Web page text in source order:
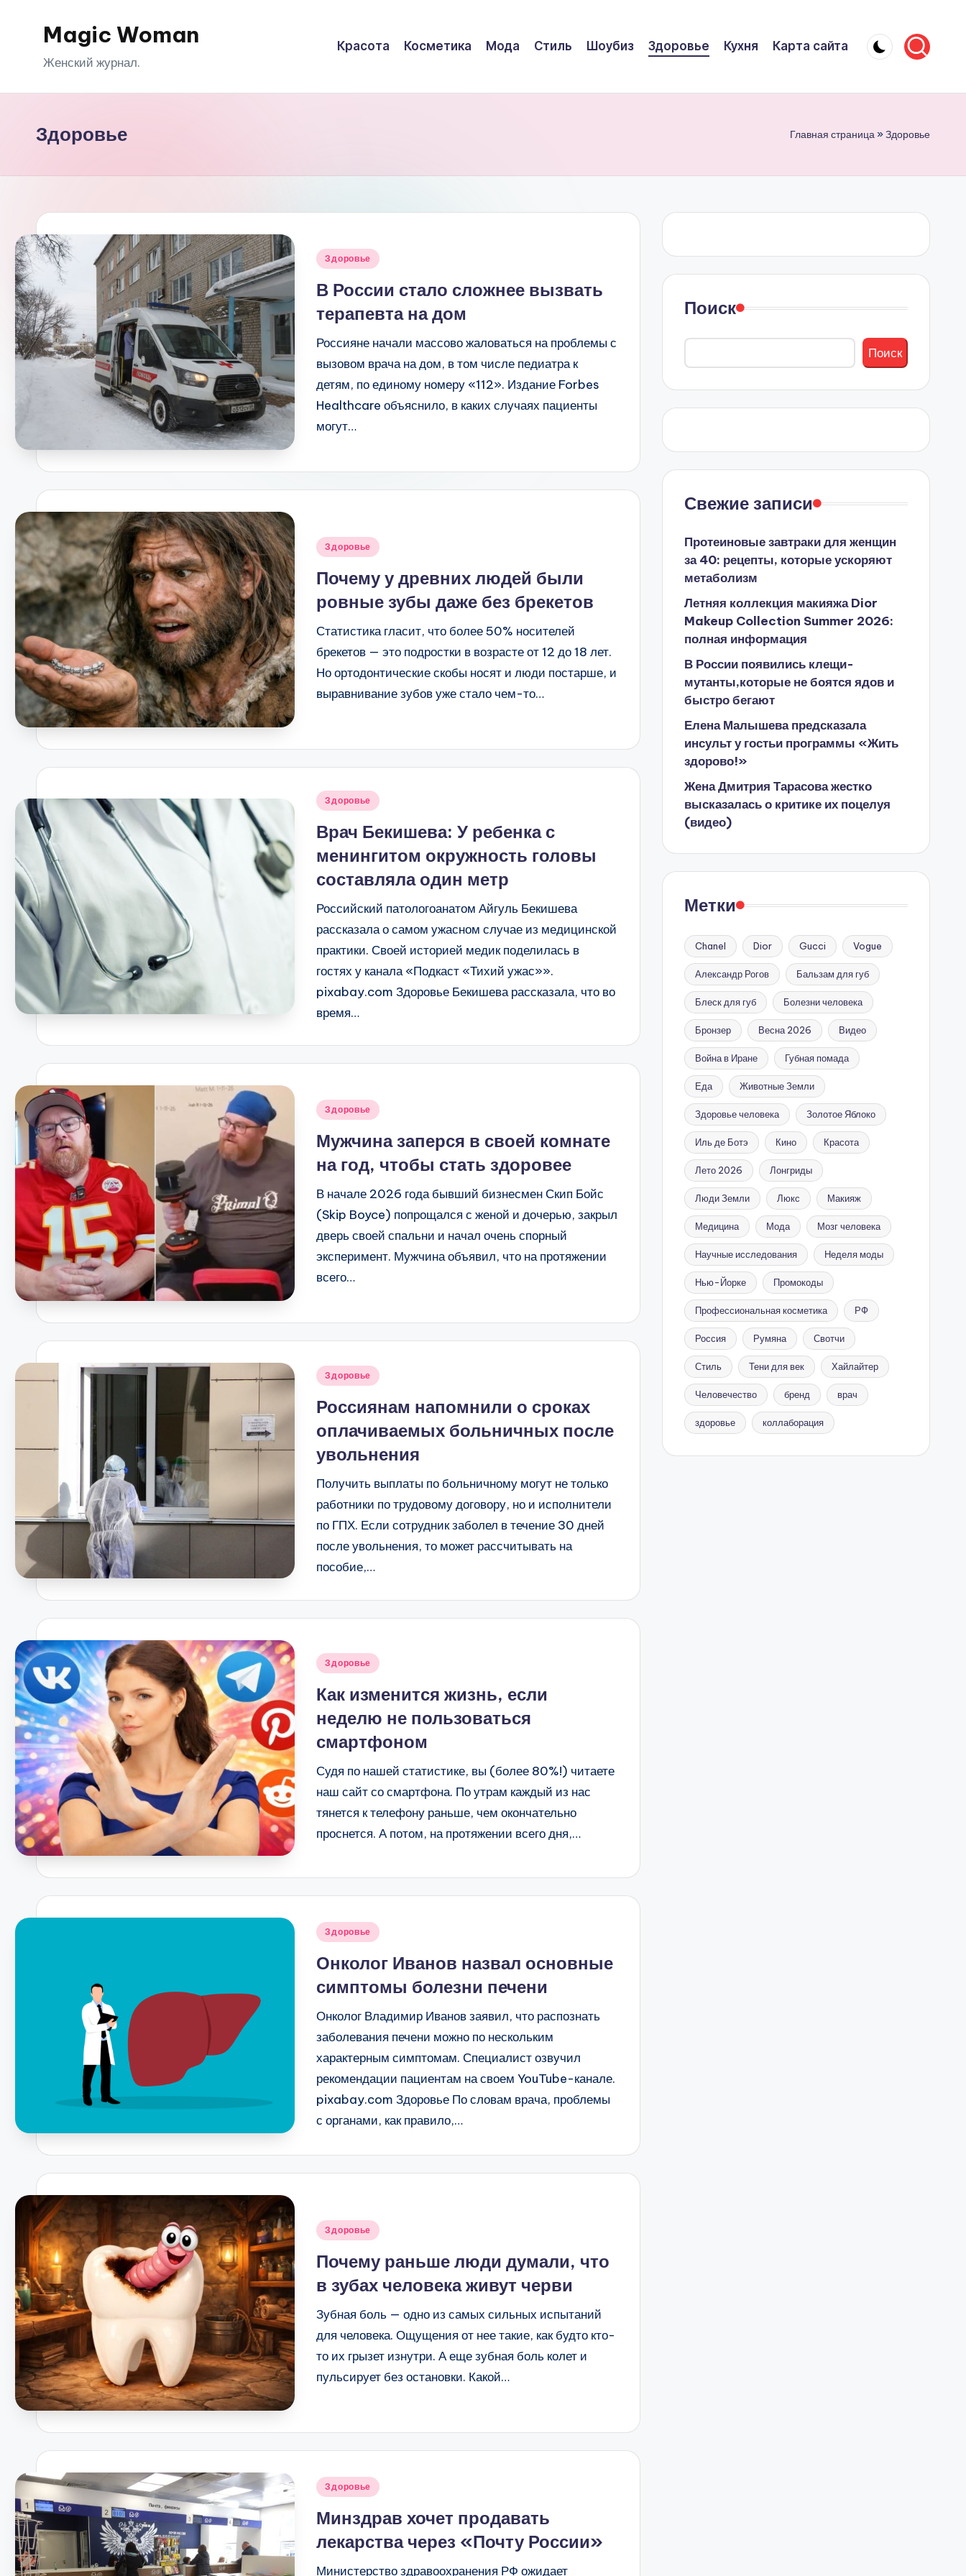
Magic Woman
Женский журнал.
Красота Косметика Мода Стиль Шоубиз Здоровье Кухня Карта сайта
Здоровье Главная страница»Здоровье
Опубликовано
Здоровье
В России стало сложнее вызвать
терапевта на дом
Россияне начали массово жаловаться на проблемы с
вызовом врача на дом, в том числе педиатра к
детям, по единому номеру «112». Издание Forbes
Healthcare объяснило, в каких случаях пациенты
могут…
Опубликовано
Здоровье
Почему у древних людей были
ровные зубы даже без брекетов
Статистика гласит, что более 50% носителей
брекетов — это подростки в возрасте от 12 до 18 лет.
Но ортодонтические скобы носят и люди постарше, и
выравнивание зубов уже стало чем-то…
Опубликовано
Здоровье
Врач Бекишева: У ребенка с
менингитом окружность головы
составляла один метр
Российский патологоанатом Айгуль Бекишева
рассказала о самом ужасном случае из медицинской
практики. Своей историей медик поделилась в
гостях у канала «Подкаст «Тихий ужас»».
pixabay.com Здоровье Бекишева рассказала, что во
время…
Опубликовано
Здоровье
Мужчина заперся в своей комнате
на год, чтобы стать здоровее
В начале 2026 года бывший бизнесмен Скип Бойс
(Skip Boyce) попрощался с женой и дочерью, закрыл
дверь своей спальни и начал очень спорный
эксперимент. Мужчина объявил, что на протяжении
всего…
Опубликовано
Здоровье
Россиянам напомнили о сроках
оплачиваемых больничных после
увольнения
Получить выплаты по больничному могут не только
работники по трудовому договору, но и исполнители
по ГПХ. Если сотрудник заболел в течение 30 дней
после увольнения, то может рассчитывать на
пособие,…
Опубликовано
Здоровье
Как изменится жизнь, если
неделю не пользоваться
смартфоном
Судя по нашей статистике, вы (более 80%!) читаете
наш сайт со смартфона. По утрам каждый из нас
тянется к телефону раньше, чем окончательно
проснется. А потом, на протяжении всего дня,…
Опубликовано
Здоровье
Онколог Иванов назвал основные
симптомы болезни печени
Онколог Владимир Иванов заявил, что распознать
заболевания печени можно по нескольким
характерным симптомам. Специалист озвучил
рекомендации пациентам на своем YouTube-канале.
pixabay.com Здоровье По словам врача, проблемы
с органами, как правило,…
Опубликовано
Здоровье
Почему раньше люди думали, что
в зубах человека живут черви
Зубная боль — одно из самых сильных испытаний
для человека. Ощущения от нее такие, как будто кто-
то их грызет изнутри. А еще зубная боль колет и
пульсирует без остановки. Какой…
Опубликовано
Здоровье
Минздрав хочет продавать
лекарства через «Почту России»
Министерство здравоохранения РФ ожидает
Поиск
Поиск
Свежие записи
Протеиновые завтраки для женщин
за 40: рецепты, которые ускоряют
метаболизм
Летняя коллекция макияжа Dior
Makeup Collection Summer 2026:
полная информация
В России появились клещи-
мутанты,которые не боятся ядов и
быстро бегают
Елена Малышева предсказала
инсульт у гостьи программы «Жить
здорово!»
Жена Дмитрия Тарасова жестко
высказалась о критике их поцелуя
(видео)
Метки
Chanel Dior Gucci Vogue
Александр Рогов Бальзам для губ
Блеск для губ Болезни человека
Бронзер Весна 2026 Видео
Война в Иране Губная помада
Еда Животные Земли
Здоровье человека Золотое Яблоко
Иль де Ботэ Кино Красота
Лето 2026 Лонгриды
Люди Земли Люкс Макияж
Медицина Мода Мозг человека
Научные исследования Неделя моды
Нью-Йорке Промокоды
Профессиональная косметика РФ
Россия Румяна Свотчи
Стиль Тени для век Хайлайтер
Человечество бренд врач
здоровье коллаборация